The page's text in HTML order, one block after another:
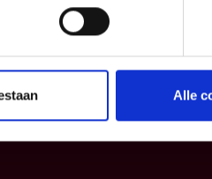
Alle
voorwaarden